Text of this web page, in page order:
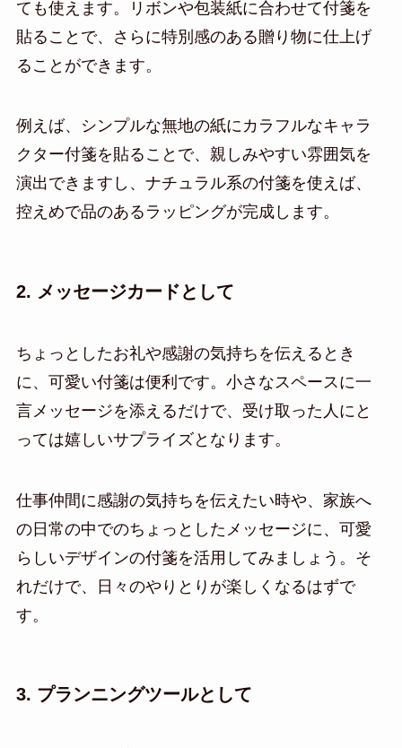
ても使えます。リボンや包装紙に合わせて付箋を
貼ることで、さらに特別感のある贈り物に仕上げ
ることができます。
例えば、シンプルな無地の紙にカラフルなキャラ
クター付箋を貼ることで、親しみやすい雰囲気を
演出できますし、ナチュラル系の付箋を使えば、
控えめで品のあるラッピングが完成します。
2. メッセージカードとして
ちょっとしたお礼や感謝の気持ちを伝えるとき
に、可愛い付箋は便利です。小さなスペースに一
言メッセージを添えるだけで、受け取った人にと
っては嬉しいサプライズとなります。
仕事仲間に感謝の気持ちを伝えたい時や、家族へ
の日常の中でのちょっとしたメッセージに、可愛
らしいデザインの付箋を活用してみましょう。そ
れだけで、日々のやりとりが楽しくなるはずで
す。
3. プランニングツールとして